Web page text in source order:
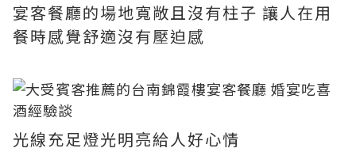
宴客餐廳的場地寬敞且沒有柱子 讓人在用
餐時感覺舒適沒有壓迫感
光線充足燈光明亮給人好心情